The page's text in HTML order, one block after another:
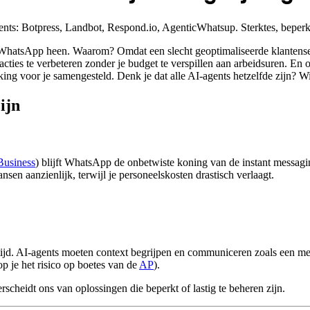
Botpress, Landbot, Respond.io, AgenticWhatsup. Sterktes,
heen. Waarom? Omdat een slecht geoptimaliseerde
te verbeteren zonder je budget te verspillen aan arbeidsuren.
voor je samengesteld. Denk je dat alle AI-agents hetzelfde zijn?
) blijft WhatsApp de onbetwiste koning van de instant
aanzienlijk, terwijl je personeelskosten drastisch verlaagt.
AI-agents moeten context begrijpen en communiceren zoals een
je het risico op boetes van de AP).
ons van oplossingen die beperkt of lastig te beheren zijn.